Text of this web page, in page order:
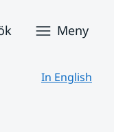
Meny
In English